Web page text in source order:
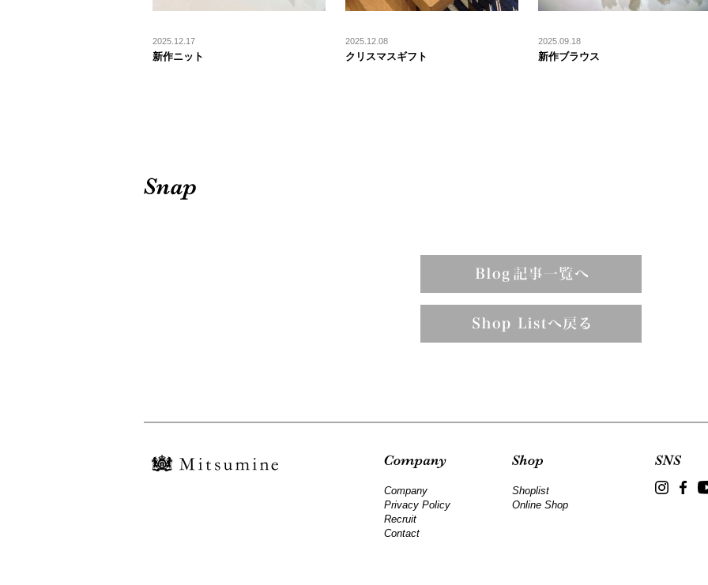
2025.12.17
新作ニット
2025.12.08
クリスマスギフト
2025.09.18
新作ブラウス
Company
Privacy Policy
Recruit
Contact
Shoplist
Online Shop